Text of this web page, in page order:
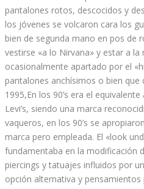
pantalones rotos, descocidos y
los jóvenes se volcaron cara los
bien de segunda mano en pos de
vestirse «a lo Nirvana» y estar a la
ocasionalmente apartado por el
pantalones anchísimos o bien que
1995,En los 90’s era el
Levi’s, siendo una marca
vaqueros, en los 90’s se
marca pero empleada. El «look
fundamentaba en la modificación
piercings y tatuajes influidos por
opción alternativa y pensamientos